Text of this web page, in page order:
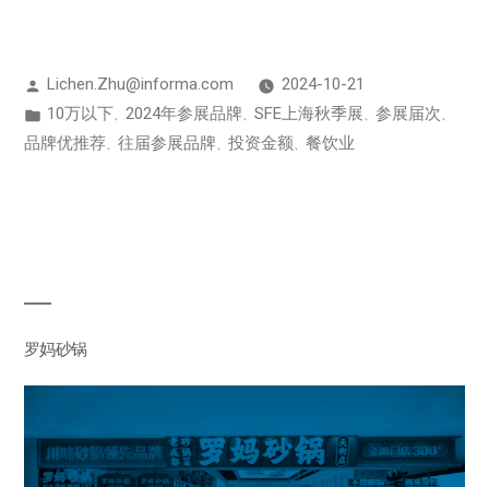
Lichen.Zhu@informa.com
2024-10-21
10万以下、2024年参展品牌、SFE上海秋季展、参展届次、
品牌优推荐、 往届参展品牌、 投资金额、 餐饮业
罗妈砂锅